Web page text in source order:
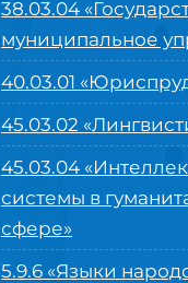
38.03.04
муниципальное
40.03.01
45.03.02
45.03.04 «
системы в
сфере»
5.9.6 «Языки